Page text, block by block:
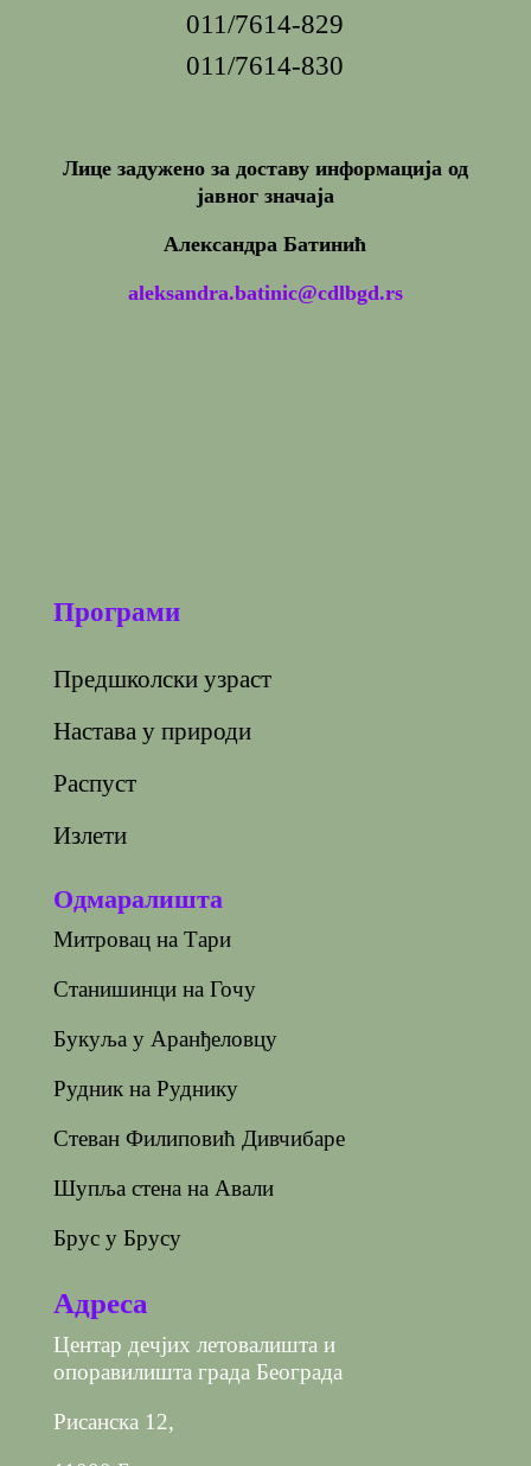
011/7614-829
011/7614-830
Лице задужено за доставу информација од
јавног значаја
Александра Батинић
aleksandra.batinic@cdlbgd.rs
Програми
Предшколски узраст
Настава у природи
Распуст
Излети
Одмаралишта
Митровац на Тари
Станишинци на Гочу
Букуља у Аранђеловцу
Рудник на Руднику
Стеван Филиповић Дивчибаре
Шупља стена на Авали
Брус у Брусу
Адреса
Центар дечјих летовалишта и
опоравилишта града Београда
Рисанска 12,